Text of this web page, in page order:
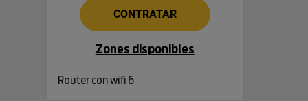
CONTRATAR
Zones disponibles
Router con wifi 6